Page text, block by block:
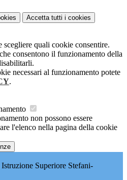
Accetta tutti i cookies
scegliere quali cookie consentire.
consentono il funzionamento della
necessari al funzionamento potete
.
non possono essere
l'elenco nella pagina della cookie
Superiore Stefani-